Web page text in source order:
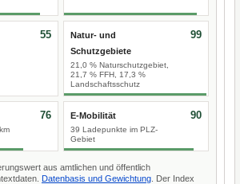
55
Natur- und
Schutzgebiete
21,0 % Naturschutzgebiet,
21,7 % FFH, 17,3 %
Landschaftsschutz
99
76 E-Mobilität
39 Ladepunkte im PLZ-
Gebiet
90
aus amtlichen und öffentlich
Datenbasis und Gewichtung . Der Index